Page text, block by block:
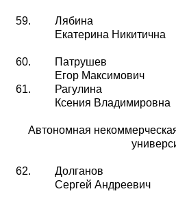
59.
Лябина
Екатерина Никитична
60.
Патрушев
Егор Максимович
61.
Рагулина
Ксения Владимировна
Автономная
62.
Долганов
Сергей Андреевич